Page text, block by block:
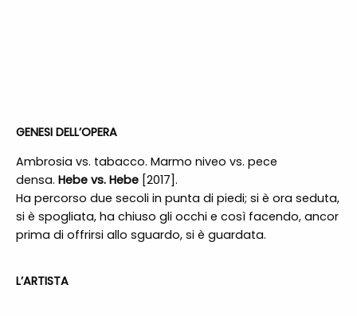
GENESI DELL’OPERA
Ambrosia vs. tabacco. Marmo niveo vs. pece
densa. Hebe vs. Hebe[2017].
Ha percorso due secoli in punta di piedi; si è ora seduta,
si è spogliata, ha chiuso gli occhi e così facendo, ancor
prima di offrirsi allo sguardo, si è guardata.
L’ARTISTA